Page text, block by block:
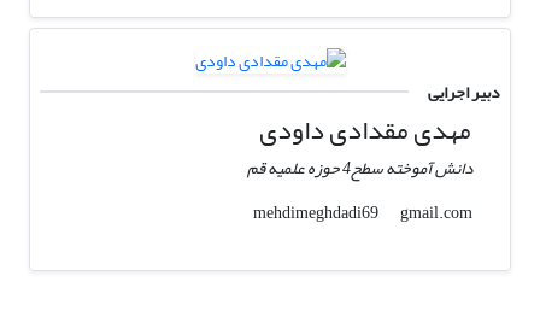
دبیر اجرایی
مهدی مقدادی داودی
دانش آموخته سطح4 حوزه علمیه قم
mehdimeghdadi69
gmail.com